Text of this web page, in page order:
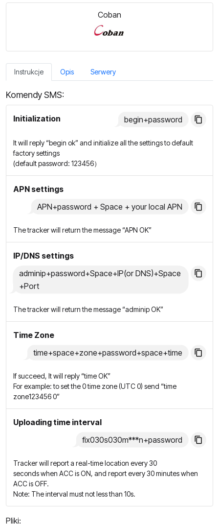
Coban
Instrukcje Opis Serwery
Komendy SMS:
Initialization begin+password
It will reply “begin ok” and initialize all the settings to default
factory settings
(default password: 123456）
APN settings
APN+password + Space + your local APN
The tracker will return the message “APN OK”
IP/DNS settings
adminip+password+Space+IP(or DNS)+Space
+Port
The tracker will return the message “adminip OK”
Time Zone
time+space+zone+password+space+time
If succeed, It will reply “time OK”
For example: to set the 0 time zone (UTC 0) send “time
zone123456 0”
Uploading time interval
fix030s030m***n+password
Tracker will report a real-time location every 30
seconds when ACC is ON, and report every 30 minutes when
ACC is OFF.
Note: The interval must not less than 10s.
Pliki: